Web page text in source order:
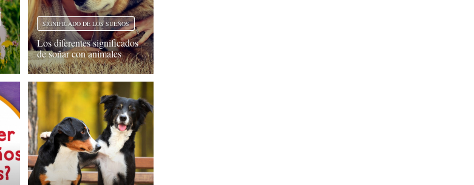
SIGNIFICADO DE LOS SUEÑOS
Los diferentes significados
de soñar con animales